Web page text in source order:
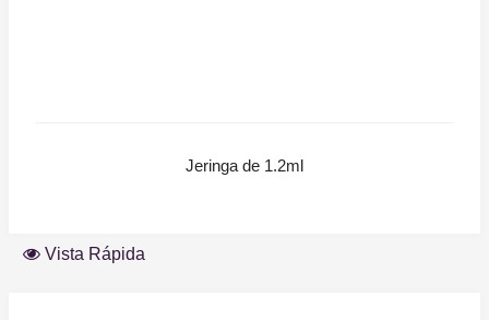
Jeringa de 1.2ml
Vista Rápida